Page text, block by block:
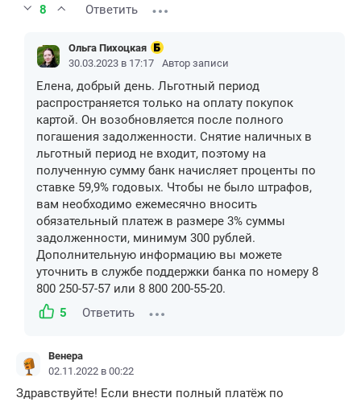
8 Ответить
Ольга Пихоцкая
30.03.2023 в 17:17
Автор записи
Елена, добрый день. Льготный период
распространяется только на оплату покупок
картой. Он возобновляется после полного
погашения задолженности. Снятие наличных в
льготный период не входит, поэтому на
полученную сумму банк начисляет проценты по
ставке 59,9% годовых. Чтобы не было штрафов,
вам необходимо ежемесячно вносить
обязательный платеж в размере 3% суммы
задолженности, минимум 300 рублей.
Дополнительную информацию вы можете
уточнить в службе поддержки банка по номеру 8
800 250-57-57 или 8 800 200-55-20.
5
Ответить
Венера
02.11.2022 в 00:22
Здравствуйте! Если внести полный платёж по